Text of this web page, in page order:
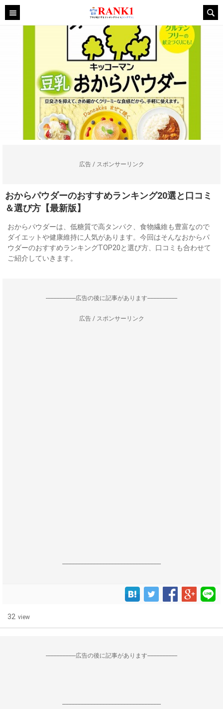
広告 / スポンサーリンク
おからパウダーのおすすめランキング20選と口コミ
＆選び方【最新版】
おからパウダーは、低糖質で高タンパク、食物繊維も豊富なので
ダイエットや健康維持に人気があります。今回はそんなおからパ
ウダーのおすすめランキングTOP20と選び方、口コミも合わせて
ご紹介していきます。
--------------------広告の後に記事があります--------------------
広告 / スポンサーリンク
------------------------------------------------------------------
32 view
--------------------広告の後に記事があります--------------------
------------------------------------------------------------------